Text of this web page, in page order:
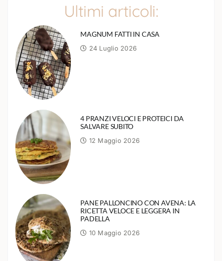
Ultimi articoli:
MAGNUM FATTI IN CASA
24 Luglio 2026
4 PRANZI VELOCI E PROTEICI DA
SALVARE SUBITO
12 Maggio 2026
PANE PALLONCINO CON AVENA: LA
RICETTA VELOCE E LEGGERA IN
PADELLA
10 Maggio 2026